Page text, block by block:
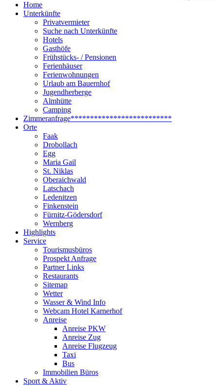
Home
Unterkünfte
Privatvermieter
Suche nach Unterkünfte
Hotels
Gasthöfe
Frühstücks- / Pensionen
Ferienhäuser
Ferienwohnungen
Urlaub am Bauernhof
Jugendherberge
Almhütte
Camping
Zimmeranfrage**************************
Orte
Faak
Drobollach
Egg
Maria Gail
St. Niklas
Oberaichwald
Latschach
Ledenitzen
Finkenstein
Fürnitz-Gödersdorf
Wernberg
Highlights
Service
Tourismusbüros
Prospekt Anfrage
Partner Links
Restaurants
Sitemap
Wetter
Wasser & Wind Info
Webcam Hotel Karnerhof
Anreise
Anreise PKW
Anreise Zug
Anreise Flugzeug
Taxi
Bus
Immobilien Büros
Sport & Aktiv